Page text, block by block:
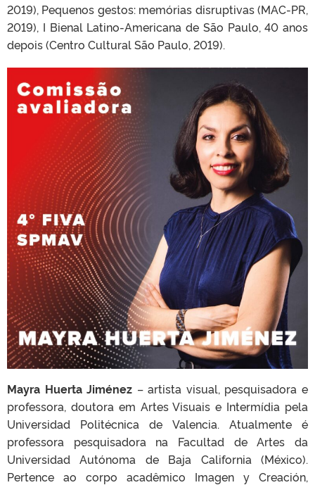
2019), Pequenos gestos: memórias disruptivas (MAC-PR,
2019), I Bienal Latino-Americana de São Paulo, 40 anos
depois (Centro Cultural São Paulo, 2019).
Mayra Huerta Jiménez – artista visual, pesquisadora e
professora, doutora em Artes Visuais e Intermídia pela
Universidad Politécnica de Valencia. Atualmente é
professora pesquisadora na Facultad de Artes da
Universidad Autónoma de Baja California (México).
Pertence ao corpo acadêmico Imagen y Creación,